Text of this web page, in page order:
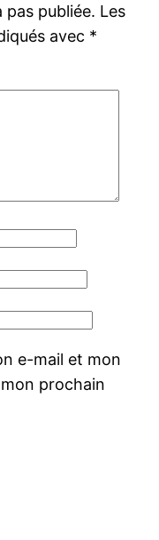
pas publiée. Les
avec *
e-mail et mon
prochain